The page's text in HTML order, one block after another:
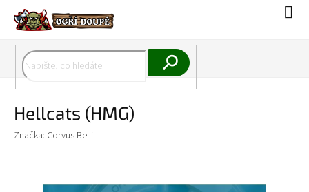
obsah
Hellcats (HMG)
Značka: Corvus Belli